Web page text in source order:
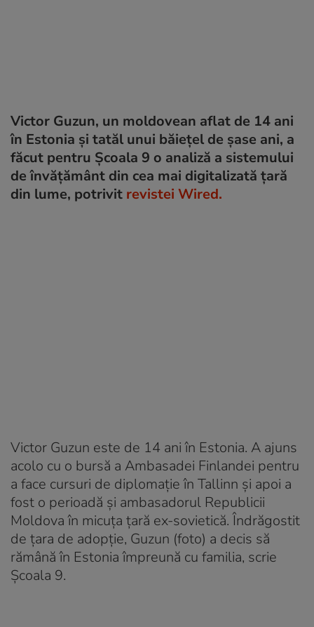
Victor Guzun, un moldovean aflat de 14 ani
în Estonia și tatăl unui băiețel de șase ani, a
făcut pentru Școala 9 o analiză a sistemului
de învățământ din cea mai digitalizată țară
din lume, potrivit revistei Wired.
Victor Guzun este de 14 ani în Estonia. A ajuns
acolo cu o bursă a Ambasadei Finlandei pentru
a face cursuri de diplomație în Tallinn și apoi a
fost o perioadă și ambasadorul Republicii
Moldova în micuța țară ex-sovietică. Îndrăgostit
de țara de adopție, Guzun (foto) a decis să
rămână în Estonia împreună cu familia, scrie
Școala 9.